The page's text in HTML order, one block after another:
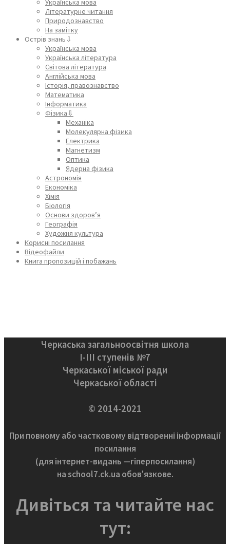
Літературне читання
Природознавство
На замітку
Острів знань⇩
Українська мова
Українська література
Світова література
Англійська мова
Історія, правознавство
Математика
Інформатика
Фізика⇩
Механіка
Молекулярна фізика
Електрика
Магнетизм
Оптика
Ядерна фізика
Астрономія
Економіка
Хімія
Біологія
Основи здоров’я
Географія
Художня культура
Корисні посилання
Відеофайли
Книга пропозицій і побажань
Черкаська загальноосвітня школа
І-ІІІ ступенів №7
Черкаської міської ради
Черкаської області
© 2014-2021
При повному або частковому відтворенні інформації
посилання
(для інтернет-видань —гіперпосилання)
на school7.ck.ua обов'язкове.
Дивіться та читайте нас
тут: